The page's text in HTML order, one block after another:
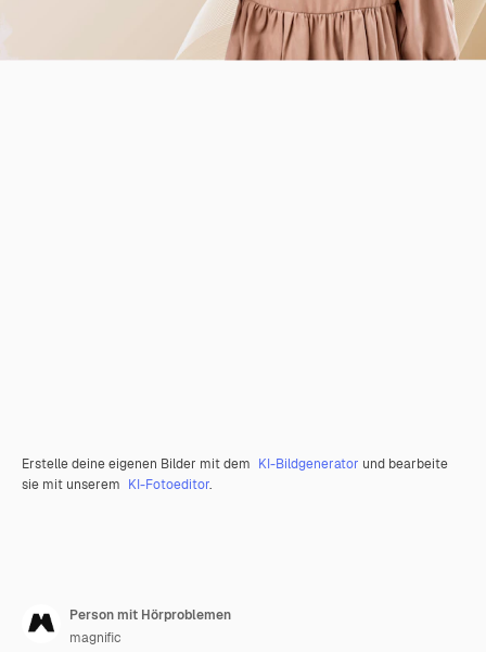
Erstelle deine eigenen Bilder mit dem KI-Bildgenerator und bearbeite
sie mit unserem KI-Fotoeditor.
Person mit Hörproblemen
magnific